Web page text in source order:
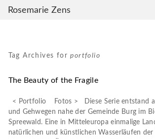
Tag Archives forportfolio
The Beauty of the Fragile
< Portfolio Fotos > Diese Serie entstand
und Gehwegen nahe der Gemeinde Burg im
Spreewald. Eine in Mitteleuropa einmalige
natürlichen und künstlichen Wasserläufen
Rosemarie Zens